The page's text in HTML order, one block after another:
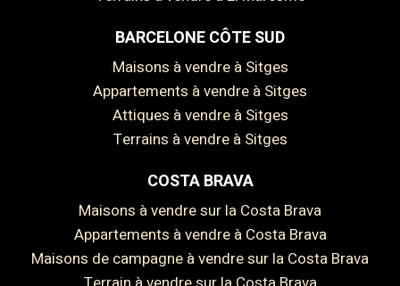
BARCELONE CÔTE SUD
Maisons à vendre à Sitges
Appartements à vendre à Sitges
Attiques à vendre à Sitges
Terrains à vendre à Sitges
COSTA BRAVA
Maisons à vendre sur la Costa Brava
Appartements à vendre à Costa Brava
Maisons de campagne à vendre sur la Costa Brava